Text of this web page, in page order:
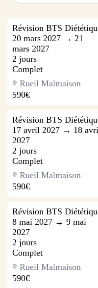
Révision BTS
20 mars 2027 → 21
mars 2027
2 jours
Complet
Rueil Malmaison
590€
Révision BTS
17 avril 2027 → 18
2027
2 jours
Complet
Rueil Malmaison
590€
Révision BTS
8 mai 2027 → 9 mai
2027
2 jours
Complet
Rueil Malmaison
590€